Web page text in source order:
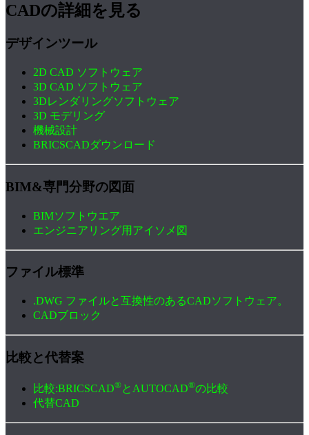
CADの詳細を見る
デザインツール
2D CAD ソフトウェア
3D CAD ソフトウェア
3Dレンダリングソフトウェア
3D モデリング
機械設計
BRICSCADダウンロード
BIM&専門分野の図面
BIMソフトウエア
エンジニアリング用アイソメ図
ファイル標準
.DWG ファイルと互換性のあるCADソフトウェア。
CADブロック
比較と代替案
比較:BRICSCAD®とAUTOCAD®の比較
代替CAD